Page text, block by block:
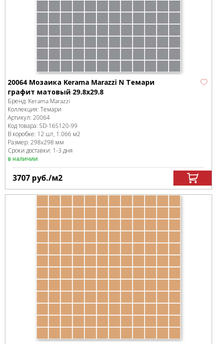
20064 Мозаика Kerama Marazzi N Темари
графит матовый 29.8х29.8
Бренд: Kerama Marazzi
Коллекция: Темари
Артикул: 20064
Код товара: SD-165120-99
В коробке: 12 шт, 1.066 м2
Размер: 298x298 мм
Сроки доставки: 1-3 дня
в наличии
3707 руб./м2